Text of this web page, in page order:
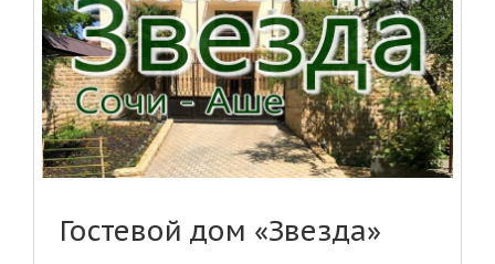
Гостевой дом «Звезда»